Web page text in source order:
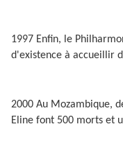
1997 Enfin, le
d'existence à accueillir
2000 Au Mozambique,
Eline font 500 morts et